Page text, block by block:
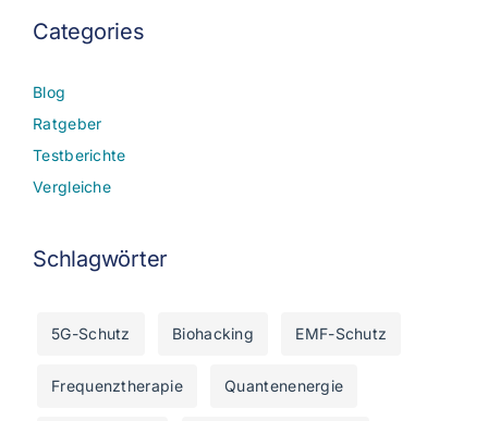
Categories
Blog
Ratgeber
Testberichte
Vergleiche
Schlagwörter
5G-Schutz Biohacking EMF-Schutz
Frequenztherapie Quantenenergie